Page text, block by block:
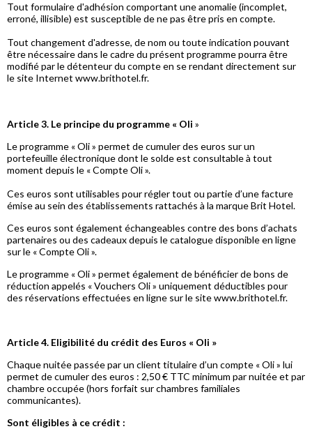
Tout formulaire d'adhésion comportant une anomalie (incomplet,
erroné, illisible) est susceptible de ne pas être pris en compte.
Tout changement d'adresse, de nom ou toute indication pouvant
être nécessaire dans le cadre du présent programme pourra être
modifié par le détenteur du compte en se rendant directement sur
le site Internet www.brithotel.fr.
Article 3. Le principe du programme « Oli »
Le programme « Oli » permet de cumuler des euros sur un
portefeuille électronique dont le solde est consultable à tout
moment depuis le « Compte Oli ».
Ces euros sont utilisables pour régler tout ou partie d’une facture
émise au sein des établissements rattachés à la marque Brit Hotel.
Ces euros sont également échangeables contre des bons d’achats
partenaires ou des cadeaux depuis le catalogue disponible en ligne
sur le « Compte Oli ».
Le programme « Oli » permet également de bénéficier de bons de
réduction appelés « Vouchers Oli » uniquement déductibles pour
des réservations effectuées en ligne sur le site www.brithotel.fr.
Article 4. Eligibilité du crédit des Euros « Oli »
Chaque nuitée passée par un client titulaire d’un compte « Oli » lui
permet de cumuler des euros : 2,50 € TTC minimum par nuitée et par
chambre occupée (hors forfait sur chambres familiales
communicantes).
Sont éligibles à ce crédit :